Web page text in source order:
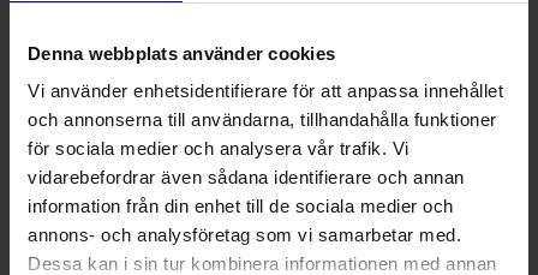
Denna webbplats använder cookies
Vi använder enhetsidentifierare för att anpassa innehållet
och annonserna till användarna, tillhandahålla funktioner
för sociala medier och analysera vår trafik. Vi
vidarebefordrar även sådana identifierare och annan
information från din enhet till de sociala medier och
annons- och analysföretag som vi samarbetar med.
Dessa kan i sin tur kombinera informationen med annan
snabbare uppvärmning och jämnare
temperaturkontroll. HotDog använder också ett
ledande tyg, ThermAssure®, som inte avger
spillvärme och bidrar till en säkrare och mer
kontrollerad värmeöverföring.